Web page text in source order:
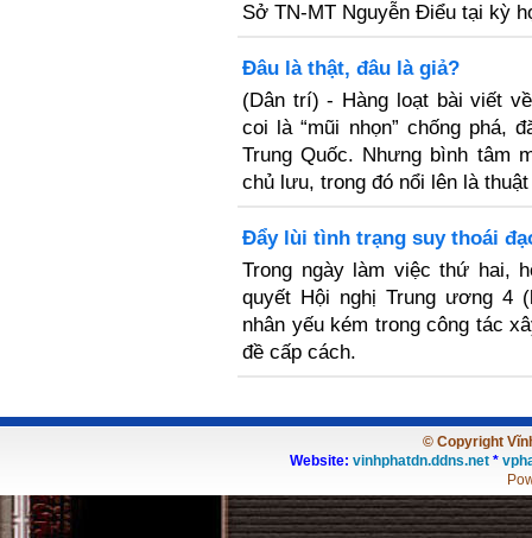
Sở TN-MT Nguyễn Điểu tại kỳ
Đâu là thật, đâu là giả?
(Dân trí) - ​Hàng loạt bài viết
coi là “mũi nhọn” chống phá,
Trung Quốc. Nhưng bình tâm
chủ lưu, trong đó nổi lên là
Đẩy lùi tình trạng suy thoái
Trong ngày làm việc thứ hai,
quyết Hội nghị Trung ương 4
nhân yếu kém trong công tác
đề cấp cách.
© Copyright
Website: vinhphatdn.ddns.net *